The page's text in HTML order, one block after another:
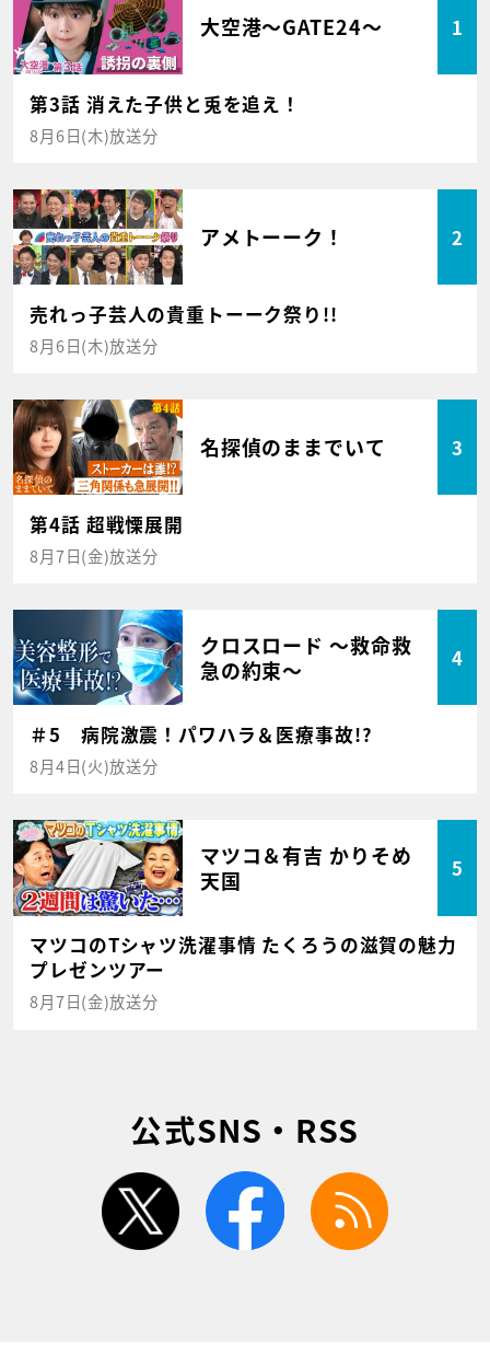
大空港～GATE24～ 1
第3話 消えた子供と兎を追え！
8月6日(木)放送分
アメトーーク！ 2
売れっ子芸人の貴重トーーク祭り!!
8月6日(木)放送分
名探偵のままでいて 3
第4話 超戦慄展開
8月7日(金)放送分
クロスロード ～救命救
急の約束～
4
＃5 病院激震！パワハラ＆医療事故!?
8月4日(火)放送分
マツコ＆有吉 かりそめ
天国
5
マツコのTシャツ洗濯事情 たくろうの滋賀の魅力
プレゼンツアー
8月7日(金)放送分
公式SNS・RSS
twitter facebook